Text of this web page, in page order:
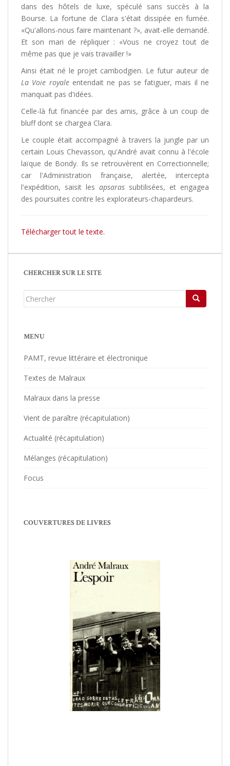
dans des hôtels de luxe, spéculé sans succès à la
Bourse. La fortune de Clara s'était dissipée en fumée.
«Qu'allons-nous faire maintenant ?», avait-elle demandé.
Et son mari de répliquer : «Vous ne croyez tout de
même pas que je vais travailler !»
Ainsi était né le projet cambodgien. Le futur auteur de
La Voie royaleentendait ne pas se fatiguer, mais il ne
manquait pas d'idées.
Celle-là fut financée par des amis, grâce à un coup de
bluff dont se chargea Clara.
Le couple était accompagné à travers la jungle par un
certain Louis Chevasson, qu'André avait connu à l'école
laïque de Bondy. Ils se retrouvèrent en Correctionnelle;
car l'Administration française, alertée, intercepta
l'expédition, saisit les apsaras subtilisées, et engagea
des poursuites contre les explorateurs-chapardeurs.
Télécharger tout le texte.
CHERCHER SUR LE SITE
Chercher...
MENU
PAMT, revue littéraire et électronique
Textes de Malraux
Malraux dans la presse
Vient de paraître (récapitulation)
Actualité (récapitulation)
Mélanges (récapitulation)
Focus
COUVERTURES DE LIVRES